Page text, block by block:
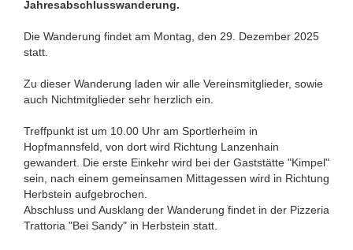
Jahresabschlusswanderung.
Die Wanderung findet am Montag, den 29. Dezember 2025
statt.
Zu dieser Wanderung laden wir alle Vereinsmitglieder, sowie
auch Nichtmitglieder sehr herzlich ein.
Treffpunkt ist um 10.00 Uhr am Sportlerheim in
Hopfmannsfeld, von dort wird Richtung Lanzenhain
gewandert. Die erste Einkehr wird bei der Gaststätte "Kimpel"
sein, nach einem gemeinsamen Mittagessen wird in Richtung
Herbstein aufgebrochen.
Abschluss und Ausklang der Wanderung findet in der Pizzeria
Trattoria "Bei Sandy" in Herbstein statt.